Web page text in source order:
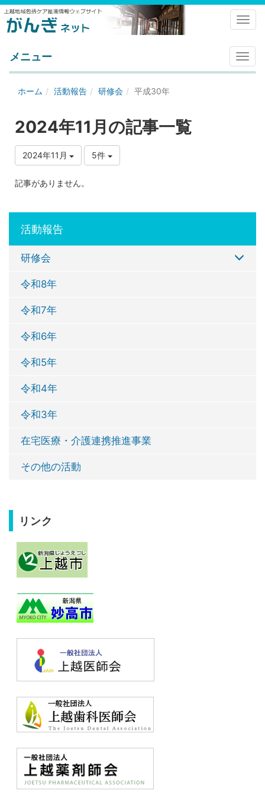
メ
ニ
メニュー
ホーム 活動報告 研修会 平成30年
2024年11月の記事一覧
2024年11月 5件
記事がありません。
活動報告
研修会
令和8年
令和7年
令和6年
令和5年
令和4年
令和3年
在宅医療・介護連携推進事業
その他の活動
リンク